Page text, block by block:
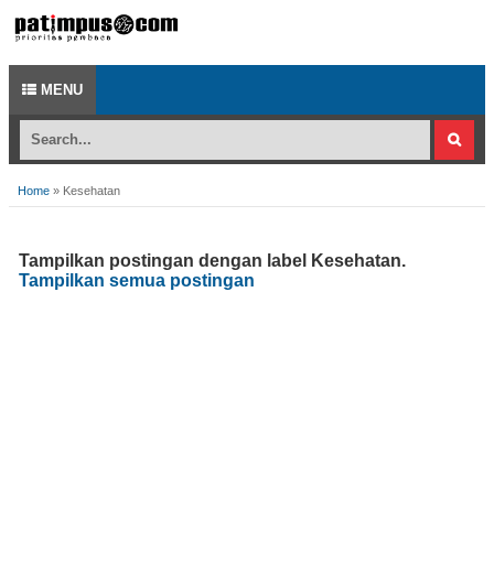
MENU
Home » Kesehatan
Tampilkan postingan dengan label Kesehatan.
Tampilkan semua postingan